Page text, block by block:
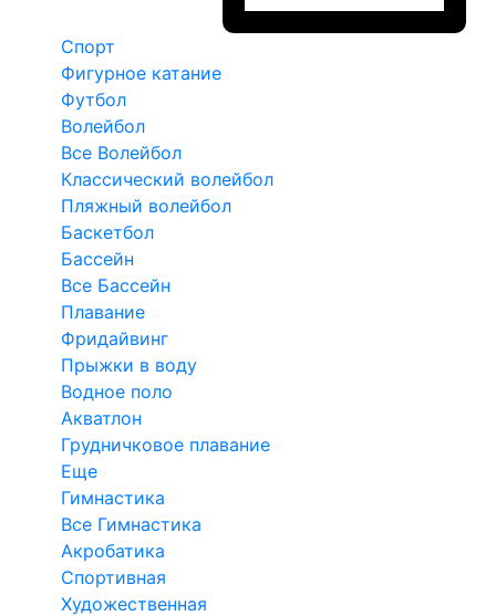
Спорт
Фигурное катание
Футбол
Волейбол
Все Волейбол
Классический волейбол
Пляжный волейбол
Баскетбол
Бассейн
Все Бассейн
Плавание
Фридайвинг
Прыжки в воду
Водное поло
Акватлон
Грудничковое плавание
Еще
Гимнастика
Все Гимнастика
Акробатика
Спортивная
Художественная